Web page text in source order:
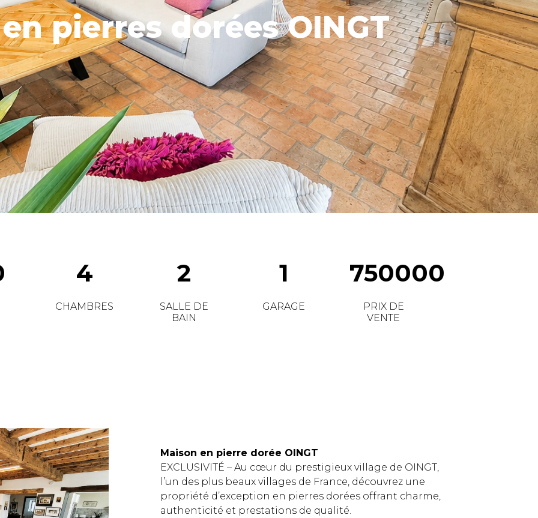
pierres dorées OINGT
4
CHAMBRES
2
SALLE DE
BAIN
1
GARAGE
750000
PRIX DE
VENTE
Maison en pierre dorée OINGT
EXCLUSIVITÉ – Au cœur du prestigieux village de OINGT,
l’un des plus beaux villages de France, découvrez une
propriété d’exception en pierres dorées offrant charme,
authenticité et prestations de qualité.